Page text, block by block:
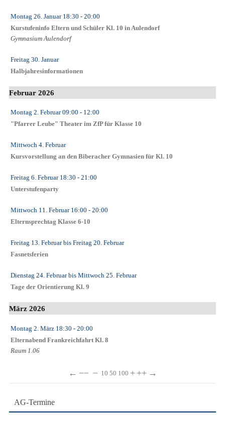
Montag 26. Januar18:30 - 20:00
Kurstufeninfo Eltern und Schüler Kl. 10 in Aulendorf
Gymnasium Aulendorf
Freitag 30. Januar
Halbjahresinformationen
Februar 2026
Montag 2. Februar09:00 - 12:00
"Pfarrer Leube" Theater im ZfP für Klasse 10
Mittwoch 4. Februar
Kursvorstellung an den Biberacher Gymnasien für Kl. 10
Freitag 6. Februar18:30 - 21:00
Unterstufenparty
Mittwoch 11. Februar16:00 - 20:00
Elternsprechtag Klasse 6-10
Freitag 13. Februarbis Freitag 20. Februar
Fasnetsferien
Dienstag 24. Februarbis Mittwoch 25. Februar
Tage der Orientierung Kl. 9
März 2026
Montag 2. März 18:30 - 20:00
Elternabend Frankreichfahrt Kl. 8
Raum 1.06
← −− − 10 50 100 + ++ →
AG-Termine